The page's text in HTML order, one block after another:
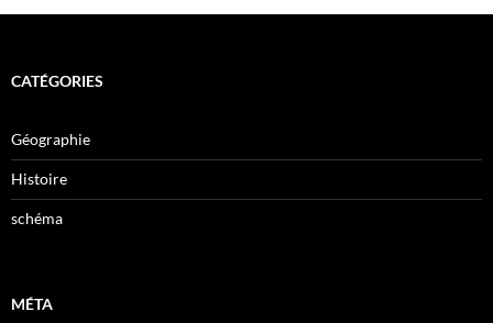
articles
CATÉGORIES
Géographie
Histoire
schéma
MÉTA